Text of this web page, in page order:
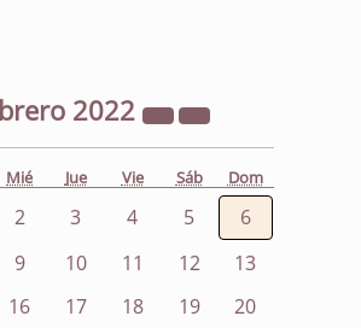
2022
Mié Jue Vie Sáb Dom
2 3 4 5
6
9 10 11 12
13
16 17 18 19
20